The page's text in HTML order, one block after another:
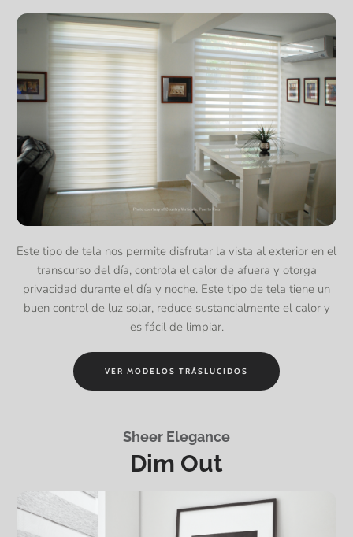
Este tipo de tela nos permite disfrutar la vista al exterior en el
transcurso del día, controla el calor de afuera y otorga
privacidad durante el día y noche. Este tipo de tela tiene un
buen control de luz solar, reduce sustancialmente el calor y
es fácil de limpiar.
VER MODELOS TRÁSLUCIDOS
Sheer Elegance
Dim Out